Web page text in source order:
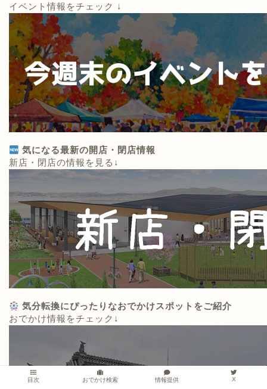
イベント情報をチェック ↓
気になる最新の開店・閉店情報
新店・閉店の情報を見る↓
気分転換にぴったりなおでかけスポットをご紹介
おでかけ情報をチェック↓
目次 おでかけ検索 情報提供 X